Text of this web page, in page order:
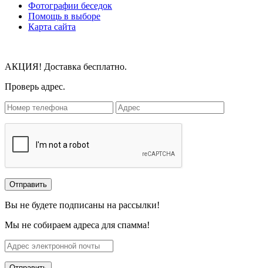
Фотографии беседок
Помощь в выборе
Карта сайта
АКЦИЯ! Доставка бесплатно.
Проверь адрес.
Вы не будете подписаны на рассылки!
Мы не собираем адреса для спамма!